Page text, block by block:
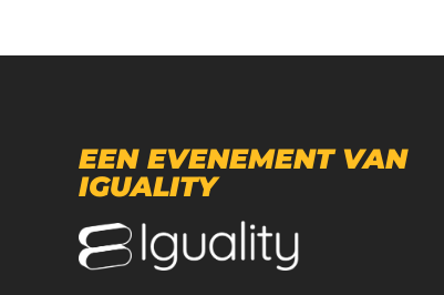
EEN EVENEMENT VAN
IGUALITY